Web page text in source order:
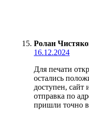
Ролан
16.12.2024
Для печати
остались
доступен, сайт
отправка по
пришли точно в